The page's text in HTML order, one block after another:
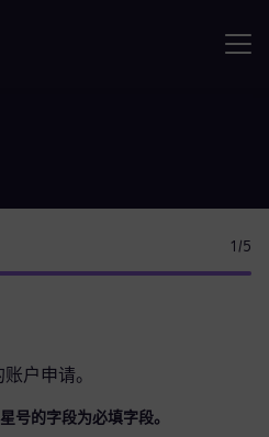
1 /5
账户 申请。
号的字段为必填字段。